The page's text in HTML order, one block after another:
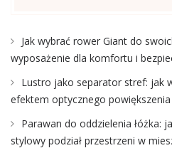
Jak wybrać rower Giant do
wyposażenie dla komfortu i
Lustro jako separator stref: jak
efektem optycznego
Parawan do oddzielenia łóżka:
stylowy podział przestrzeni w